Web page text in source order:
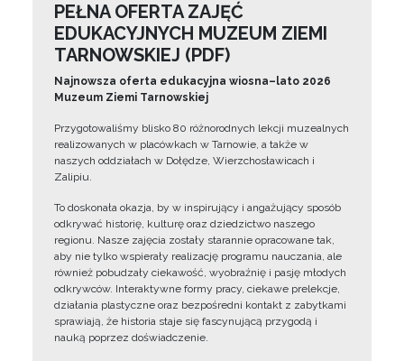
PEŁNA OFERTA ZAJĘĆ
EDUKACYJNYCH MUZEUM ZIEMI
TARNOWSKIEJ (PDF)
Najnowsza oferta edukacyjna wiosna–lato 2026
Muzeum Ziemi Tarnowskiej
Przygotowaliśmy blisko 80 różnorodnych lekcji muzealnych
realizowanych w placówkach w Tarnowie, a także w
naszych oddziałach w Dołędze, Wierzchosławicach i
Zalipiu.
To doskonała okazja, by w inspirujący i angażujący sposób
odkrywać historię, kulturę oraz dziedzictwo naszego
regionu. Nasze zajęcia zostały starannie opracowane tak,
aby nie tylko wspierały realizację programu nauczania, ale
również pobudzały ciekawość, wyobraźnię i pasję młodych
odkrywców. Interaktywne formy pracy, ciekawe prelekcje,
działania plastyczne oraz bezpośredni kontakt z zabytkami
sprawiają, że historia staje się fascynującą przygodą i
nauką poprzez doświadczenie.